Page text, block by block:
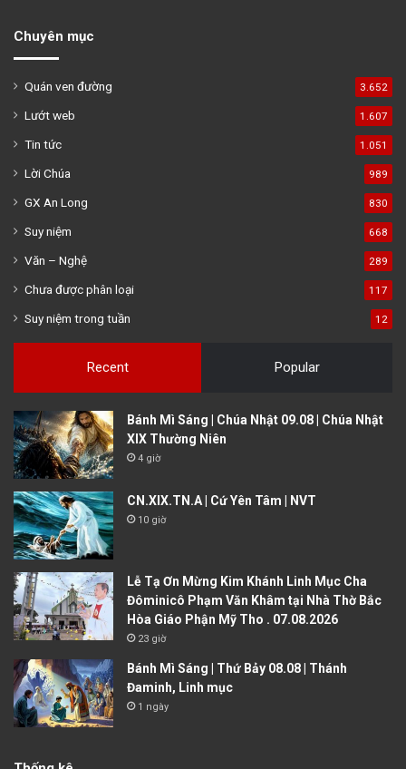
Chuyên mục
Quán ven đường 3.652
Lướt web 1.607
Tin tức 1.051
Lời Chúa 989
GX An Long 830
Suy niệm 668
Văn – Nghệ 289
Chưa được phân loại 117
Suy niệm trong tuần 12
Recent Popular
Bánh Mì Sáng | Chúa Nhật 09.08 | Chúa Nhật
XIX Thường Niên
4 giờ
CN.XIX.TN.A | Cứ Yên Tâm | NVT
10 giờ
Lễ Tạ Ơn Mừng Kim Khánh Linh Mục Cha
Đôminicô Phạm Văn Khâm tại Nhà Thờ Bắc
Hòa Giáo Phận Mỹ Tho . 07.08.2026
23 giờ
Bánh Mì Sáng | Thứ Bảy 08.08 | Thánh
Đaminh, Linh mục
1 ngày